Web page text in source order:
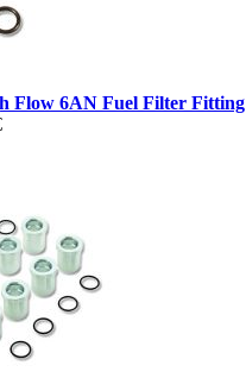
Flow 6AN Fuel Filter Fitting